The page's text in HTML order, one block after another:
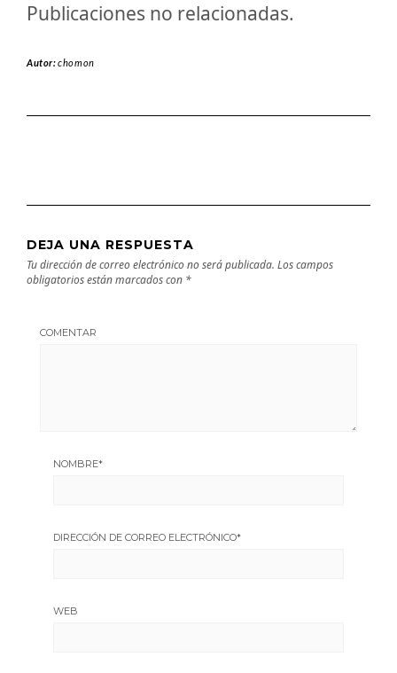
Publicaciones no relacionadas.
Autor:chomon
DEJA UNA RESPUESTA
Tu dirección de correo electrónico no será publicada. Los campos
obligatorios están marcados con *
COMENTAR
NOMBRE*
DIRECCIÓN DE CORREO ELECTRÓNICO*
WEB